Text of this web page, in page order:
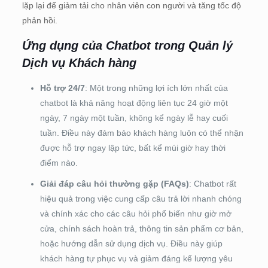
lặp lại để giảm tải cho nhân viên con người và tăng tốc độ
phản hồi.
Ứng dụng của Chatbot trong Quản lý
Dịch vụ Khách hàng
Hỗ trợ 24/7: Một trong những lợi ích lớn nhất của
chatbot là khả năng hoạt động liên tục 24 giờ một
ngày, 7 ngày một tuần, không kể ngày lễ hay cuối
tuần. Điều này đảm bảo khách hàng luôn có thể nhận
được hỗ trợ ngay lập tức, bất kể múi giờ hay thời
điểm nào.
Giải đáp câu hỏi thường gặp (FAQs): Chatbot rất
hiệu quả trong việc cung cấp câu trả lời nhanh chóng
và chính xác cho các câu hỏi phổ biến như giờ mở
cửa, chính sách hoàn trả, thông tin sản phẩm cơ bản,
hoặc hướng dẫn sử dụng dịch vụ. Điều này giúp
khách hàng tự phục vụ và giảm đáng kể lượng yêu